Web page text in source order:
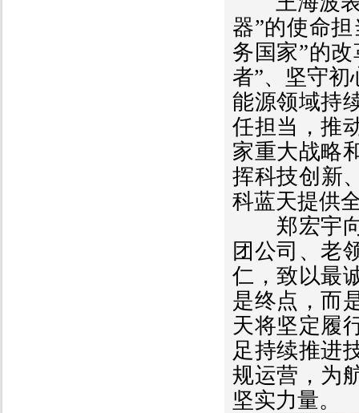
器”的使命
务国家”的
者”、坚守
能源领域持
任担当，推
家重大战略
挥科技创新
科蓝天提供
郑宏宇向
团公司、老
仁，致以最
是终点，而
天将坚定履
足持续推进
规运营，为
坚实力量。